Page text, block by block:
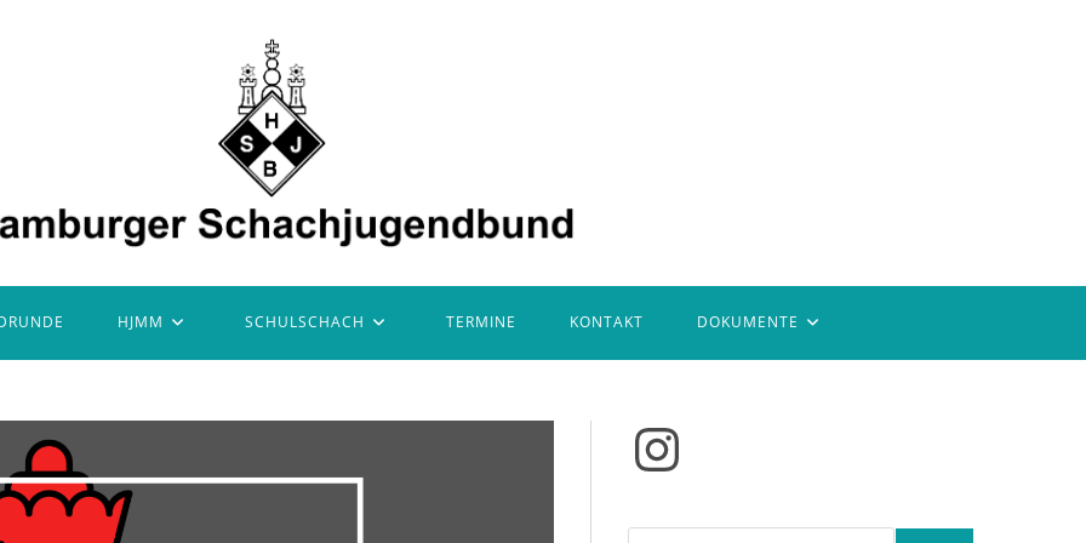
HJMM SCHULSCHACH TERMINE KONTAKT DOKUMENTE
Instagram